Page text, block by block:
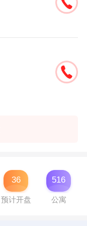
36
预计开盘
516
公寓